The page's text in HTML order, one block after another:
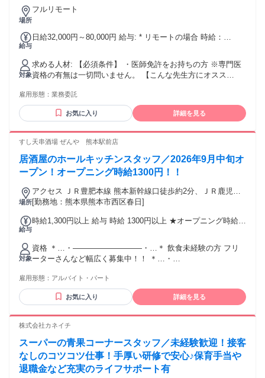
場所
フルリモート
給与
日給32,000円～80,000円 給与: * リモートの場合 時給：
給：8,000〜10,000円 日給：64,000円〜80,000円 ※実績や稼
働日数を考慮して算出 ※固定シフトで働ける方優遇
対象
求める人材: 【必須条件】 ・医師免許をお持ちの方 ※専門医
資格の有無は一切問いません。 【こんな先生方にオスス
たい開業医の方 ⭐経営の安定化を図りたい、 クリニックの後
継ぎの先生 ⭐大学病院勤務で平日休みに働きたい方 ⭐美容ク
リニック勤務のドクター ⭐育児等で現場を離れており、 ブラ
雇用形態： 業務委託
お気に入り 詳細を見る
すし天串酒場 ぜんや 熊本駅前店
居酒屋のホールキッチンスタッフ／2026年9月中旬オ
ープン！オープニング時給1300円！！
場所
アクセス ＪＲ豊肥本線 熊本新幹線口徒歩約2分、ＪＲ鹿児島
本線 熊本新幹線口徒歩約2分
[勤務地：熊本県熊本市西区春日]
給与
時給1,300円以上 給与 時給 1300円以上 ★オープニング時給：
ラスト：1100円
対象
資格 ＊…・―――――――――・…＊ 飲食未経験の方 フリ
ーターさんなど幅広く募集中！！ ＊…・
帰りにサクッと働いて稼ぎたい方 ■副業・Wワークも大歓迎！
雇用形態： アルバイト・パート
お気に入り 詳細を見る
株式会社カネイチ
スーパーの青果コーナースタッフ／未経験歓迎！接客
なしのコツコツ仕事！手厚い研修で安心♪保育手当や
退職金など充実のライフサポート有